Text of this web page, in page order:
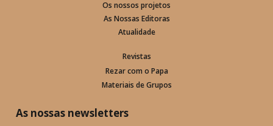
Os nossos projetos
As Nossas Editoras
Atualidade
Revistas
Rezar com o Papa
Materiais de Grupos
As nossas newsletters